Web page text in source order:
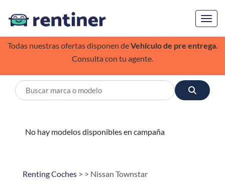
Todas nuestras ofertas disponen deVehículo de pre entrega.
Consulta con tu agente.
No hay modelos disponibles en campaña
Renting Coches > > Nissan Townstar